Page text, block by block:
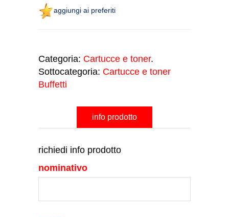
aggiungi ai preferiti
Categoria: Cartucce e toner.
Sottocategoria: Cartucce e toner
Buffetti
info prodotto
richiedi info prodotto
nominativo